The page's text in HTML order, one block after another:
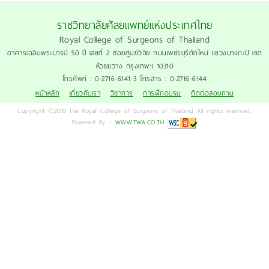
ราชวิทยาลัยศัลยแพทย์แห่งประเทศไทย
Royal College of Surgeons of Thailand
อาคารเฉลิมพระบารมี 50 ปี เลขที่ 2 ซอยศูนย์วิจัย ถนนเพชรบุรีตัดใหม่ แขวงบางกะปิ เขต
ห้วยขวาง กรุงเทพฯ 10310
โทรศัพท์ : 0-2716-6141-3 โทรสาร : 0-2716-6144
หน้าหลัก
เกี่ยวกับเรา วิชาการ การฝึกอบรม ติดต่อสอบถาม
Copyright ©2015 The Royal College of Surgeons of Thailand All rights reserved.
Powered By :: WWW.TWA.CO.TH